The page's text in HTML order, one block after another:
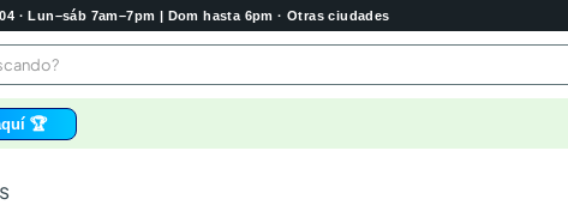
· Lun–sáb 7am–7pm | Dom hasta 6pm · Otras ciudades
🏆